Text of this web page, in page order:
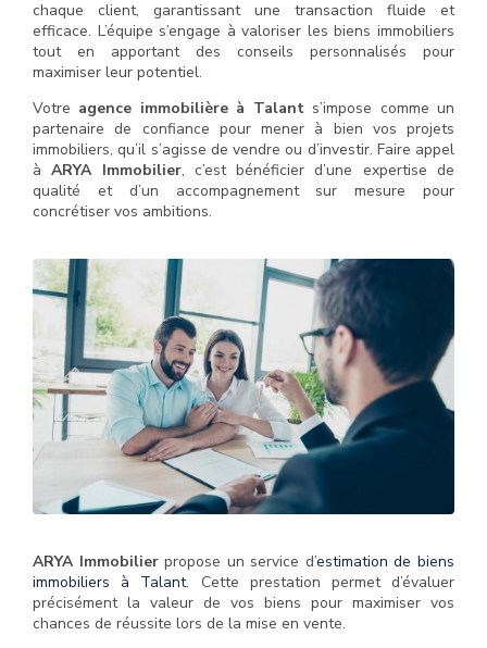
chaque client, garantissant une transaction fluide et
efficace. L’équipe s’engage à valoriser les biens immobiliers
tout en apportant des conseils personnalisés pour
maximiser leur potentiel.
Votre agence immobilière à Talants’impose comme un
partenaire de confiance pour mener à bien vos projets
immobiliers, qu’il s’agisse de vendre ou d’investir. Faire appel
àARYA Immobilier, c’est bénéficier d’une expertise de
qualité et d’un accompagnement sur mesure pour
concrétiser vos ambitions.
ARYA Immobilierpropose un service d’estimation de biens
immobiliers à Talant. Cette prestation permet d’évaluer
précisément la valeur de vos biens pour maximiser vos
chances de réussite lors de la mise en vente.